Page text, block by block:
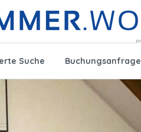
Suche Buchungsanfrage